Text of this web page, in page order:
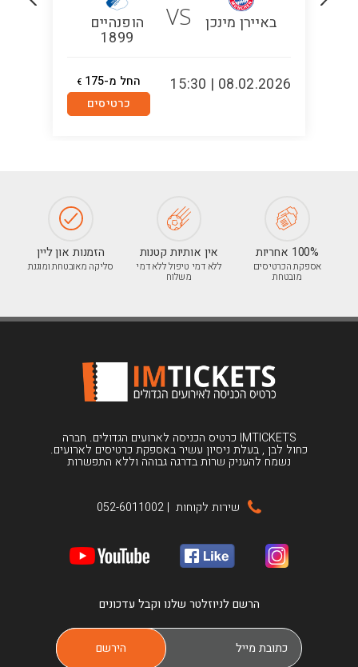
באיירן מינכן VS הופנהיים
1899
08.02.2026 | 15:30 החל מ-175 €
כרטיסים
100% אחריות
אספקת הכרטיסים
מובטחת
אין אותיות קטנות
ללא דמי טיפול ללא דמי
משלוח
הזמנות און ליין
סליקה מאובטחת ומוגנת
IMTICKETS כרטיס הכניסה לארועים הגדולים. חברה
כחול לבן , בעלת ניסיון עשיר באספקת כרטיסים לארועים.
נשמח להעניק שרות בדרגה גבוהה וללא התפשרות
שירות לקוחות |
052-6011002
הרשם לניוזלטר שלנו וקבל עדכונים